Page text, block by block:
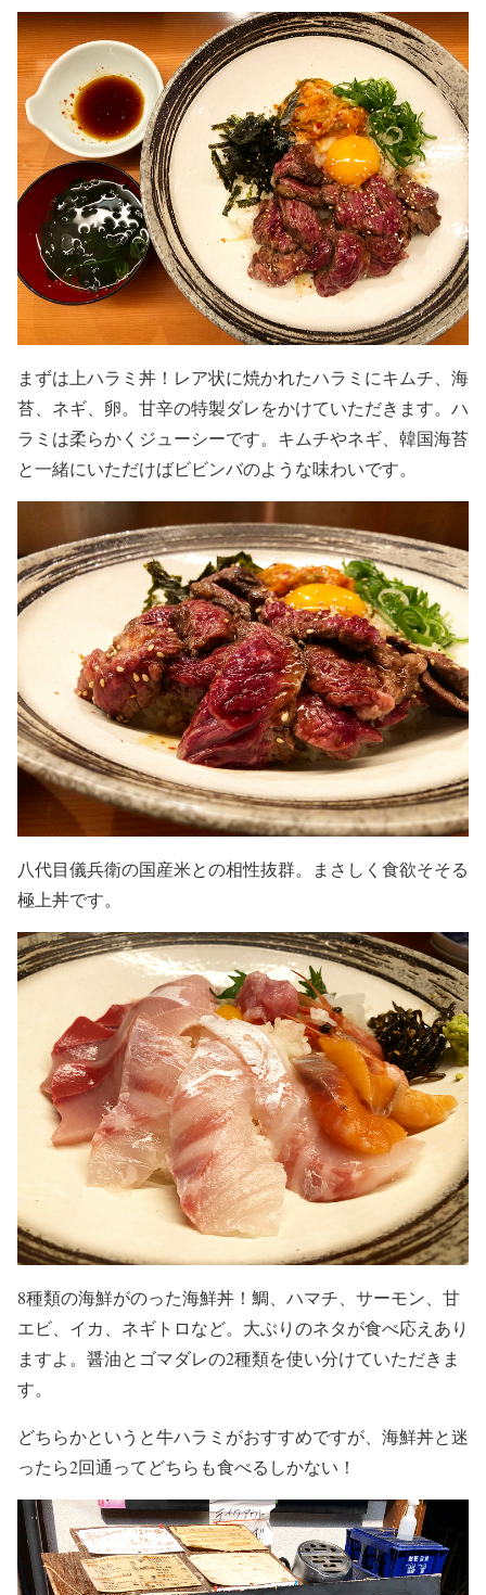
まずは上ハラミ丼！レア状に焼かれたハラミにキムチ、海
苔、ネギ、卵。甘辛の特製ダレをかけていただきます。ハ
ラミは柔らかくジューシーです。キムチやネギ、韓国海苔
と一緒にいただけばビビンバのような味わいです。
八代目儀兵衛の国産米との相性抜群。まさしく食欲そそる
極上丼です。
8種類の海鮮がのった海鮮丼！鯛、ハマチ、サーモン、甘
エビ、イカ、ネギトロなど。大ぶりのネタが食べ応えあり
ますよ。醤油とゴマダレの2種類を使い分けていただきま
す。
どちらかというと牛ハラミがおすすめですが、海鮮丼と迷
ったら2回通ってどちらも食べるしかない！